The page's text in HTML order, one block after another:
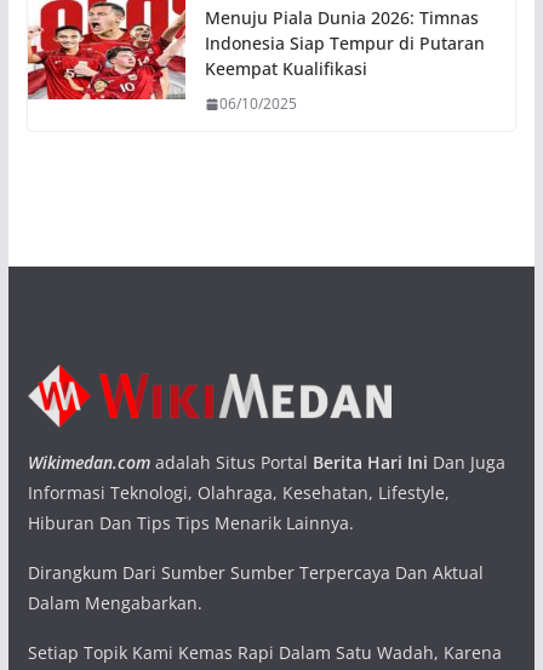
Menuju Piala Dunia 2026: Timnas
Indonesia Siap Tempur di Putaran
Keempat Kualifikasi
06/10/2025
Wikimedan.comadalah Situs Portal Berita Hari Ini Dan Juga
Informasi Teknologi, Olahraga, Kesehatan, Lifestyle,
Hiburan Dan Tips Tips Menarik Lainnya.
Dirangkum Dari Sumber Sumber Terpercaya Dan Aktual
Dalam Mengabarkan.
Setiap Topik Kami Kemas Rapi Dalam Satu Wadah, Karena